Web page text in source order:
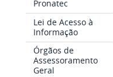
Pronatec
Lei de Acesso à
Informação
Órgãos de
Assessoramento
Geral